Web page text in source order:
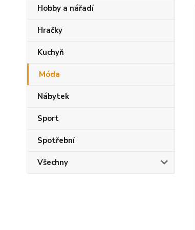
Hobby a nářadí
Hračky
Kuchyň
Móda
Nábytek
Sport
Spotřební
Všechny